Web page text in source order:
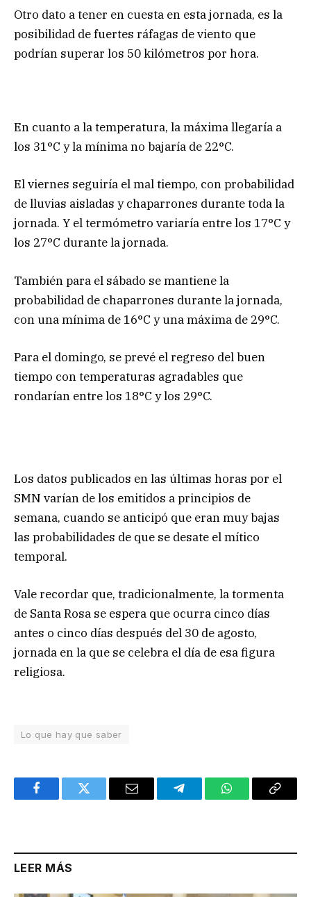
Otro dato a tener en cuesta en esta jornada, es la
posibilidad de fuertes ráfagas de viento que
podrían superar los 50 kilómetros por hora.
En cuanto a la temperatura, la máxima llegaría a
los 31°C y la mínima no bajaría de 22°C.
El viernes seguiría el mal tiempo, con probabilidad
de lluvias aisladas y chaparrones durante toda la
jornada. Y el termómetro variaría entre los 17°C y
los 27°C durante la jornada.
También para el sábado se mantiene la
probabilidad de chaparrones durante la jornada,
con una mínima de 16°C y una máxima de 29°C.
Para el domingo, se prevé el regreso del buen
tiempo con temperaturas agradables que
rondarían entre los 18°C y los 29°C.
Los datos publicados en las últimas horas por el
SMN varían de los emitidos a principios de
semana, cuando se anticipó que eran muy bajas
las probabilidades de que se desate el mítico
temporal.
Vale recordar que, tradicionalmente, la tormenta
de Santa Rosa se espera que ocurra cinco días
antes o cinco días después del 30 de agosto,
jornada en la que se celebra el día de esa figura
religiosa.
Lo que hay que saber
FacebookTwitter Email TelegramWhatsAppCopy
LEER MÁS